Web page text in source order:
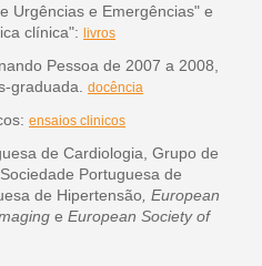
Urgências e Emergências" e
clínica": livros
Pessoa de 2007 a 2008,
graduada. docência
ensaios clinicos
de Cardiologia, Grupo de
Portuguesa de
de Hipertensão, European
e European Society of